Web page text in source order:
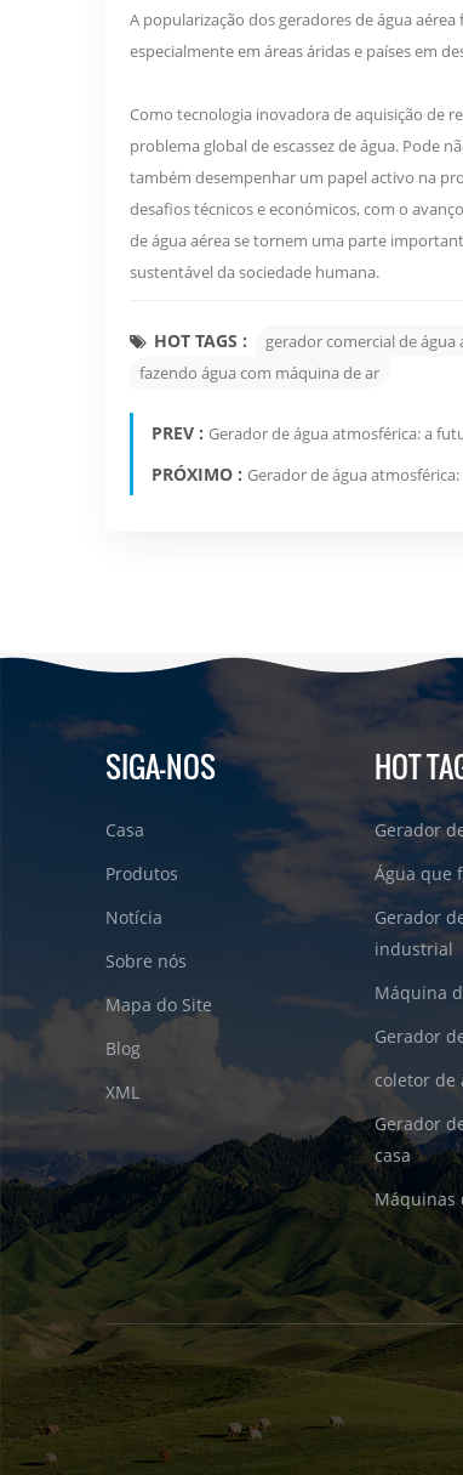
A popularização dos geradores de água
especialmente em áreas áridas e países em
Como tecnologia inovadora de aquisição de
problema global de escassez de água. Pode
também desempenhar um papel activo na
desafios técnicos e económicos, com o
de água aérea se tornem uma parte
sustentável da sociedade humana.
HOT TAGS : gerador comercial de água
fazendo água com máquina de ar
PREV : Gerador de água atmosférica: a
PRÓXIMO : Gerador de água
SIGA-NOS
Casa
Produtos
Notícia
Sobre nós
Mapa do Site
Blog
XML
HOT
Gerador
Água que
Gerador
industrial
Máquina
Gerador
coletor de
Gerador
casa
Máquinas